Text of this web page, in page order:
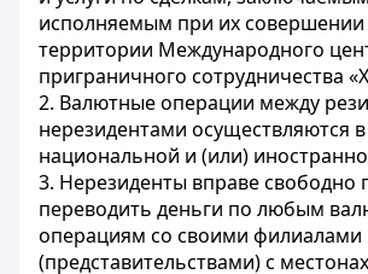
исполняемым при их совершении
территории Международного
приграничного сотрудничества
2. Валютные операции между
нерезидентами осуществляются в
национальной и (или)
3. Нерезиденты вправе свободно
переводить деньги по любым
операциям со своими филиалами
(представительствами) с